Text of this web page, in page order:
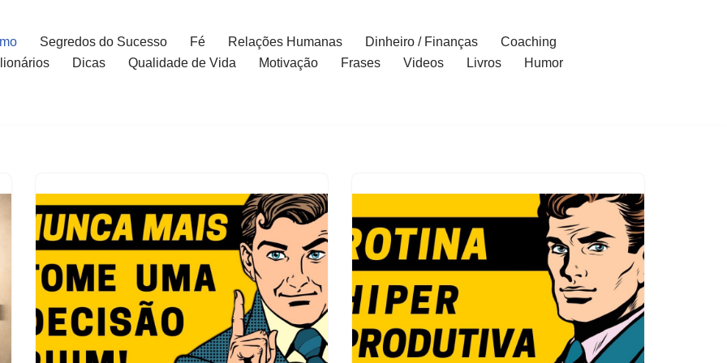
Segredos do Sucesso Fé Relações Humanas Dinheiro / Finanças
Coaching
Dicas Qualidade de Vida Motivação Frases Videos Livros
Humor